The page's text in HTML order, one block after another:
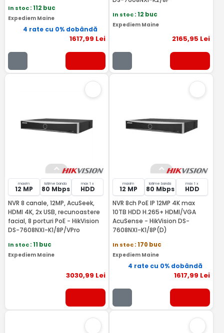
In stoc: 112 buc
Expediem Maine
4 rate cu 0% dobândă
1617,99 Lei
In stoc: 12 buc
Expediem Maine
2165,95 Lei
maxim
12 MP
latime banda
80 Mbps
max 1 x
HDD
NVR 8 canale, 12MP, AcuSeek,
HDMI 4K, 2x USB, recunoastere
facial, 8 porturi PoE - HikVision
DS-7608NXI-K1/8P/VPro
In stoc: 11 buc
Expediem Maine
3030,99 Lei
maxim
12 MP
latime banda
80 Mbps
max 1 x
HDD
NVR 8ch PoE IP 12MP 4K max
10TB HDD H.265+ HDMI/VGA
AcuSense - HikVision DS-
7608NXI-K1/8P(D)
In stoc: 170 buc
Expediem Maine
4 rate cu 0% dobândă
1617,99 Lei